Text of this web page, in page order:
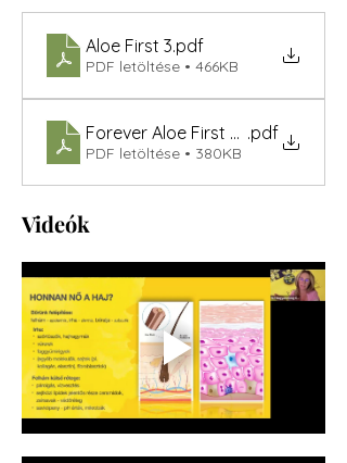
Aloe First 3.pdf
PDF letöltése • 466KB
Forever Aloe First 2026,07
.pdf
PDF letöltése • 380KB
Videók